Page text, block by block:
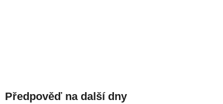
Předpověď na další dny